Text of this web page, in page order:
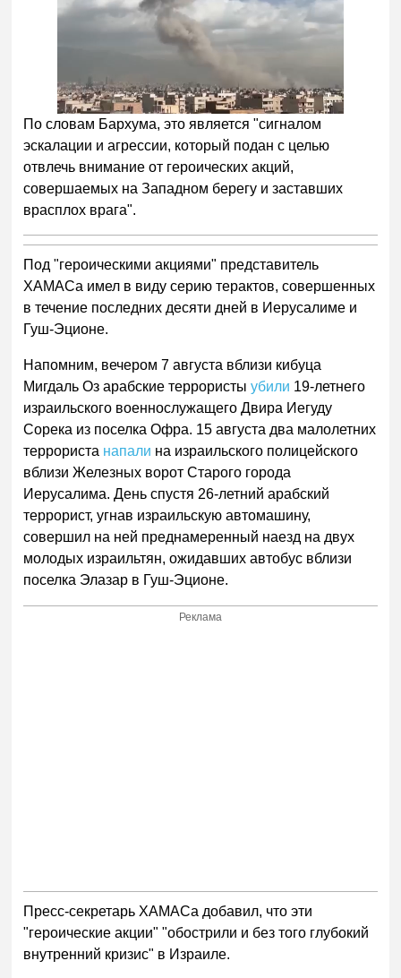
По словам Бархума, это является "сигналом
эскалации и агрессии, который подан с целью
отвлечь внимание от героических акций,
совершаемых на Западном берегу и заставших
врасплох врага".
Под "героическими акциями" представитель
ХАМАСа имел в виду серию терактов, совершенных
в течение последних десяти дней в Иерусалиме и
Гуш-Эционе.
Напомним, вечером 7 августа вблизи кибуца
Мигдаль Оз арабские террористыубили 19-летнего
израильского военнослужащего Двира Иегуду
Сорека из поселка Офра. 15 августа два малолетних
террориста напали на израильского полицейского
вблизи Железных ворот Старого города
Иерусалима. День спустя 26-летний арабский
террорист, угнав израильскую автомашину,
совершил на ней преднамеренный наезд на двух
молодых израильтян, ожидавших автобус вблизи
поселка Элазар в Гуш-Эционе.
Реклама
Пресс-секретарь ХАМАСа добавил, что эти
"героические акции" "обострили и без того глубокий
внутренний кризис" в Израиле.